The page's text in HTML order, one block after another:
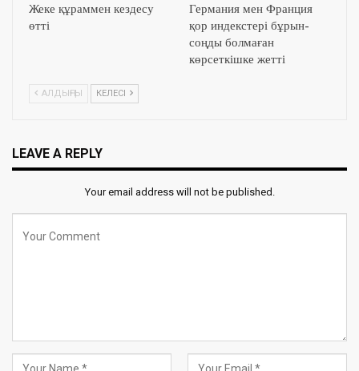
Жеке құраммен кездесу
өтті
Германия мен Франция
қор индекстері бұрын-
соңды болмаған
көрсеткішке жетті
АЛДЫҢҒЫ КЕЛЕСІ
LEAVE A REPLY
Your email address will not be published.